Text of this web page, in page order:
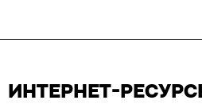
ИНТЕРНЕТ-